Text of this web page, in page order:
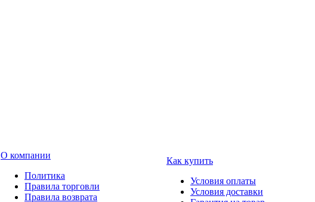
О компании
Политика
Правила торговли
Правила возврата
Как купить
Условия оплаты
Условия доставки